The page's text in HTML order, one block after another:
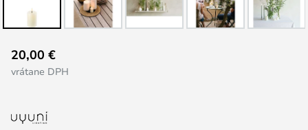
na
začiatok
obrázkov
20,00 €
vrátane DPH